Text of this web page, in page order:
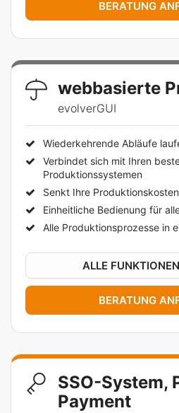
BERATUNG
webbasierte
evolverGUI
Wiederkehrende Abläufe
Verbindet sich mit Ihren
Produktionssystemen
Senkt Ihre
Einheitliche Bedienung für
Alle Produktionsprozesse in
ALLE
BERATUNG
SSO-System,
Payment